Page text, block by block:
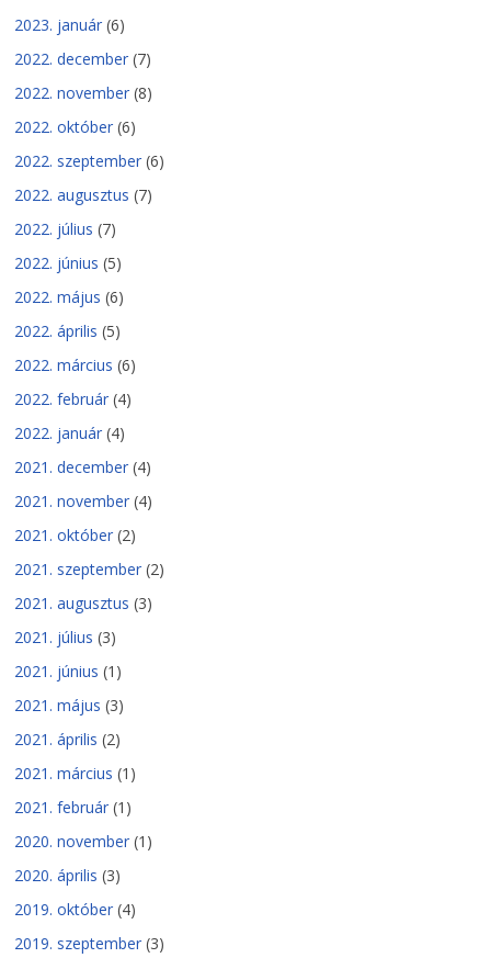
2023. január (6)
2022. december (7)
2022. november (8)
2022. október (6)
2022. szeptember (6)
2022. augusztus (7)
2022. július (7)
2022. június (5)
2022. május (6)
2022. április (5)
2022. március (6)
2022. február (4)
2022. január (4)
2021. december (4)
2021. november (4)
2021. október (2)
2021. szeptember (2)
2021. augusztus (3)
2021. július (3)
2021. június (1)
2021. május (3)
2021. április (2)
2021. március (1)
2021. február (1)
2020. november (1)
2020. április (3)
2019. október (4)
2019. szeptember (3)